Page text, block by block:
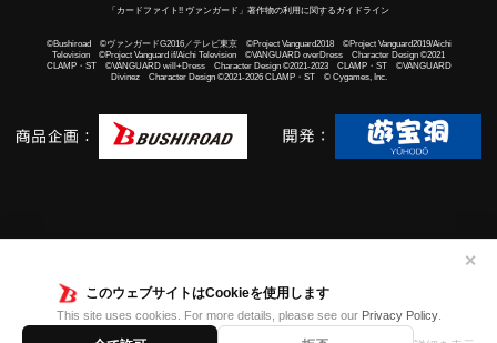
このウェブサイトはCookieを使用します
This site uses cookies. For more details, please see our Privacy Policy.
✕
「カードファイト!! ヴァンガード」著作物の利用に関するガイドライン
©Bushiroad ©ヴァンガードG2016／テレビ東京 ©Project Vanguard2018 ©Project Vanguard2019/Aichi
Television ©Project Vanguard if/Aichi Television ©VANGUARD overDress Character Design ©2021
CLAMP・ST ©VANGUARD will+Dress Character Design ©2021-2023 CLAMP・ST ©VANGUARD
Divinez Character Design ©2021-2026 CLAMP・ST © Cygames, Inc.